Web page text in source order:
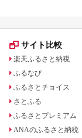
サイト比較
楽天ふるさと納税
ふるなび
ふるさとチョイス
さとふる
ふるさとプレミアム
ANAのふるさと納税